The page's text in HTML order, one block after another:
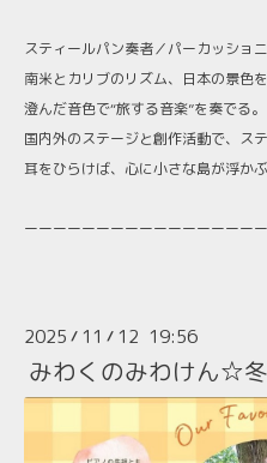
スティールパン奏者／パーカッショ
南米とカリブのリズム、日本の景色を
澄んだ音色で“旅する音楽”を奏でる。
国内外のステージと創作活動で、ス
耳をひらけば、心に小さな島が浮か
ーーーーーーーーーーーーーーーー
2025 / 11 / 12 19:56
みわくのみわけん☆